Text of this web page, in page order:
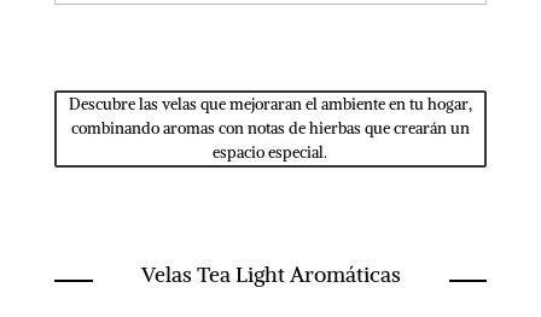
Descubre las velas que mejoraran el ambiente en tu hogar,
combinando aromas con notas de hierbas que crearán un
espacio especial.
Velas Tea Light Aromáticas